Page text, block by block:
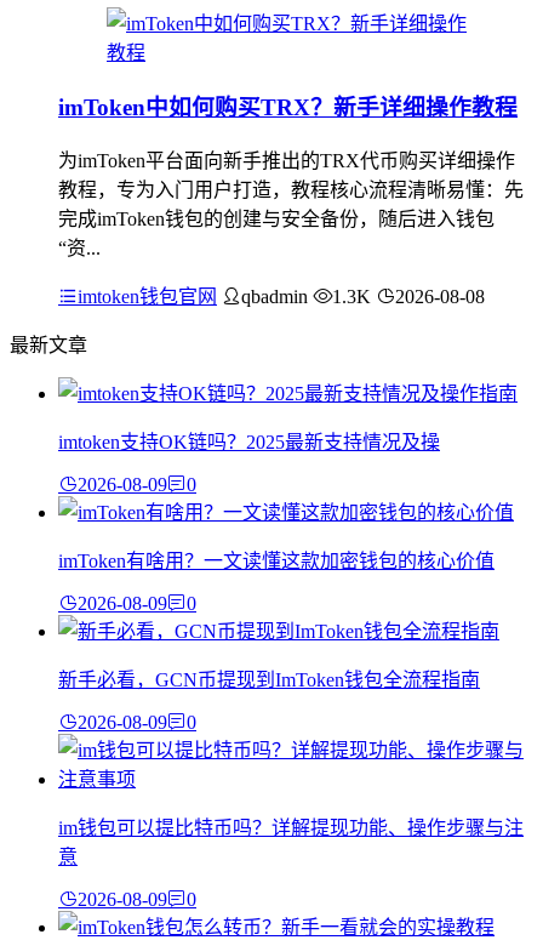
imToken中如何购买TRX？新手详细操作教程
为imToken平台面向新手推出的TRX代币购买详细操作
教程，专为入门用户打造，教程核心流程清晰易懂：先
完成imToken钱包的创建与安全备份，随后进入钱包
“资...
imtoken钱包官网 qbadmin 1.3K 2026-08-08
最新文章
imtoken支持OK链吗？2025最新支持情况及操
2026-08-09 0
imToken有啥用？一文读懂这款加密钱包的核心价值
2026-08-09 0
新手必看，GCN币提现到ImToken钱包全流程指南
2026-08-09 0
im钱包可以提比特币吗？详解提现功能、操作步骤与注
意
2026-08-09 0